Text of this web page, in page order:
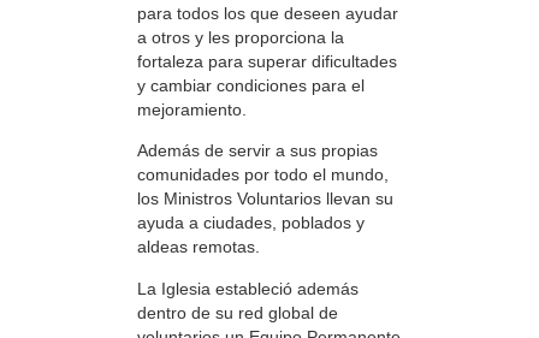
para todos los que deseen ayudar
a otros y les proporciona la
fortaleza para superar dificultades
y cambiar condiciones para el
mejoramiento.
Además de servir a sus propias
comunidades por todo el mundo,
los Ministros Voluntarios llevan su
ayuda a ciudades, poblados y
aldeas remotas.
La Iglesia estableció además
dentro de su red global de